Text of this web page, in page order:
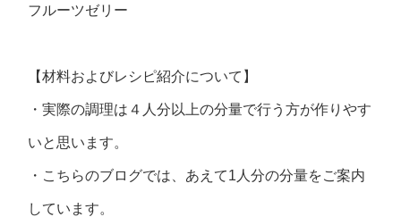
フルーツゼリー
【材料およびレシピ紹介について】
・実際の調理は４人分以上の分量で行う方が作りやす
いと思います。
・こちらのブログでは、あえて1人分の分量をご案内
しています。